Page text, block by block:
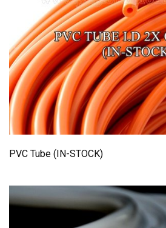
PVC Tube (IN-STOCK)